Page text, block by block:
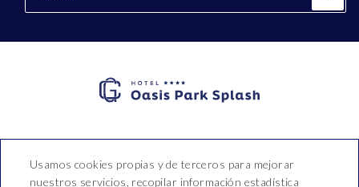
Usamos cookies propias y de terceros para mejorar
nuestros servicios, recopilar información estadística